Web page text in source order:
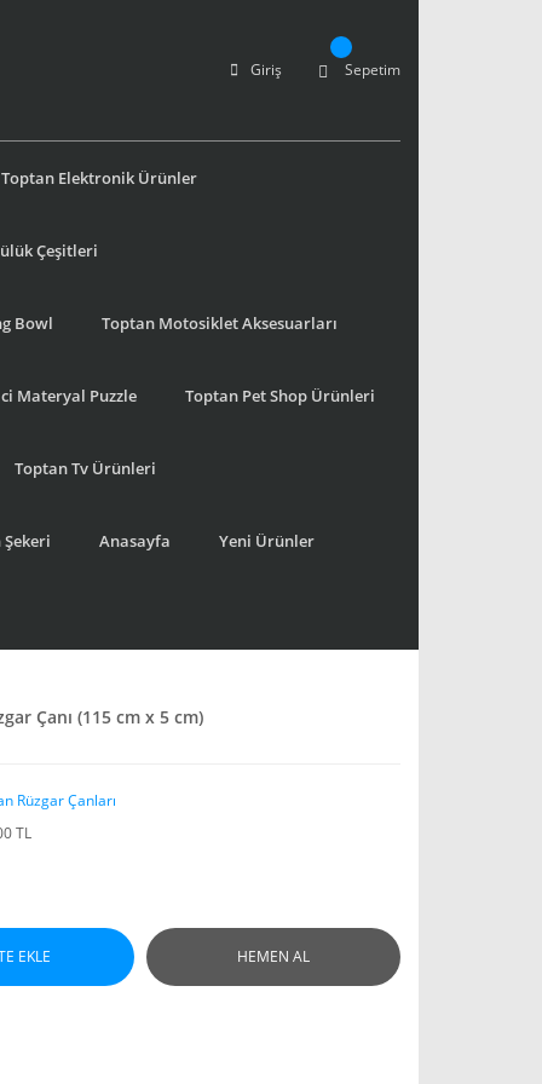
Giriş Sepetim
Toptan Elektronik Ürünler
Çeşitleri
Bowl Toptan Motosiklet Aksesuarları
Materyal Puzzle Toptan Pet Shop Ürünleri
Toptan Tv Ürünleri
Anasayfa Yeni Ürünler
Çanı (115 cm x 5 cm)
Rüzgar Çanları
TL
EKLE HEMEN AL